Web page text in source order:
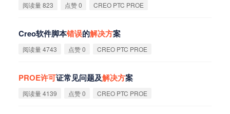
阅读量 823 点赞 0 CREO PTC PROE
Creo软件脚本错误的解决方案
阅读量 4743 点赞 0 CREO PTC PROE
PROE许可证常见问题及解决方案
阅读量 4139 点赞 0 CREO PTC PROE